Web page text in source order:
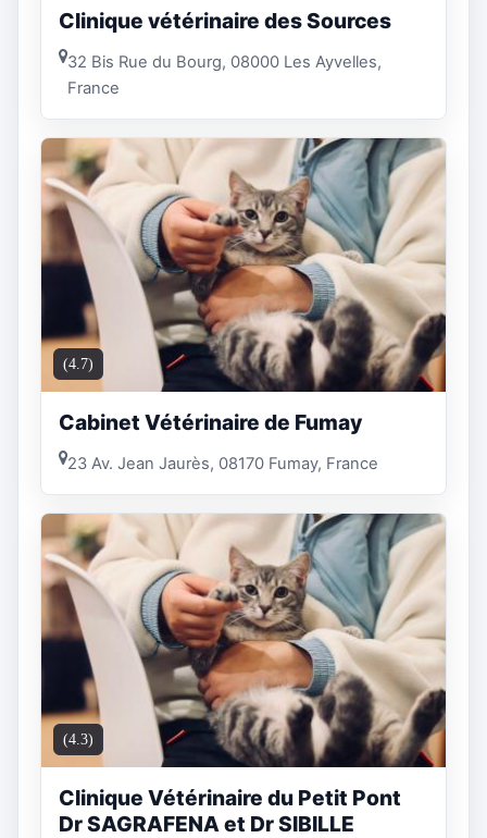
Clinique vétérinaire des Sources
32 Bis Rue du Bourg, 08000 Les Ayvelles,
France
(4.7)
Cabinet Vétérinaire de Fumay
23 Av. Jean Jaurès, 08170 Fumay, France
(4.3)
Clinique Vétérinaire du Petit Pont
Dr SAGRAFENA et Dr SIBILLE